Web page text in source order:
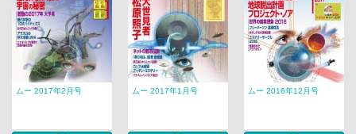
ムー 2017年2月号 ムー 2017年1月号 ムー 2016年12月号